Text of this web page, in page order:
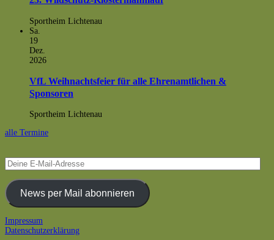
Sportheim Lichtenau
Sa.
19
Dez.
2026
VfL Weihnachtsfeier für alle Ehrenamtlichen &
Sponsoren
Sportheim Lichtenau
alle Termine
Deine
E-
Mail-
AdresseNews per Mail abonnieren
Footer
Impressum
Datenschutzerklärung